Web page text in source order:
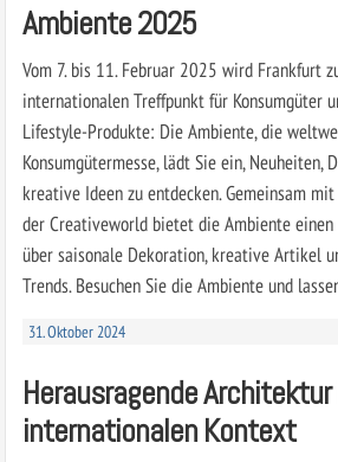
Ambiente 2025
Vom 7. bis 11. Februar 2025 wird Frankfurt
internationalen Treffpunkt für Konsumgüter
Lifestyle-Produkte: Die Ambiente, die
Konsumgütermesse, lädt Sie ein, Neuheiten,
kreative Ideen zu entdecken. Gemeinsam
der Creativeworld bietet die Ambiente einen
über saisonale Dekoration, kreative Artikel
Trends. Besuchen Sie die Ambiente und
31. Oktober 2024
Herausragende Architektur
internationalen Kontext